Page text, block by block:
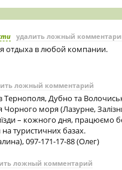
удалить ложный
отдыха в любой компании.
ложный комментарий
Тернополя, Дубно та
Чорного моря (Лазурне,
– кожного дня, працюємо
туристичних базах.
097-171-17-88 (Олег)
ложный комментарий